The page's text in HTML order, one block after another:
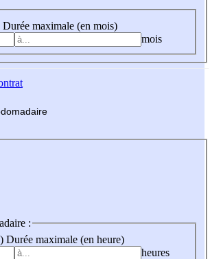
Durée maximale (en mois)
mois
madaire
:
Durée maximale (en heure)
heures